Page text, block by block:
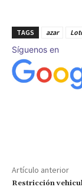
TAGS azar
Síguenos en
Artículo anterior
Restricción